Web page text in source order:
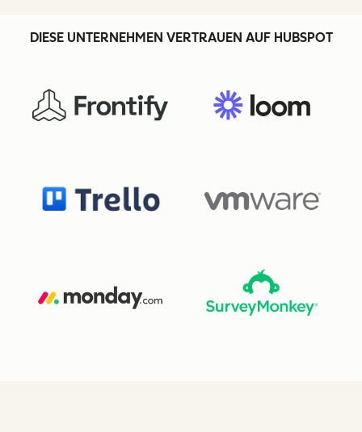
DIESE UNTERNEHMEN VERTRAUEN AUF HUBSPOT